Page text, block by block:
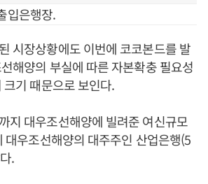
입은행장.
시장상황에도 이번에 코코본드를 발
해양의 부실에 따른 자본확충 필요성
기 때문으로 보인다.
지 대우조선해양에 빌려준 여신규모
대우조선해양의 대주주인 산업은행(5
.